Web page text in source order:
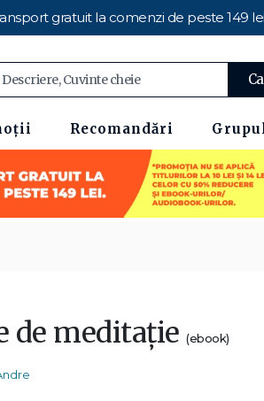
gratuit la comenzi de peste 149
Recomandări
de meditație (ebook)